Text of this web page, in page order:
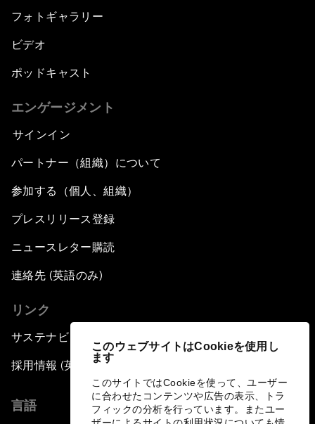
このウェブサイトはCookieを使用し
ます
このサイトではCookieを使って、ユーザー
に合わせたコンテンツや広告の表示、トラ
フィックの分析を行っています。またユー
フォトギャラリー
ビデオ
ポッドキャスト
エンゲージメント
サインイン
パートナー（組織）について
参加する（個人、組織）
プレスリリース登録
ニュースレター購読
連絡先 (英語のみ)
リンク
サステナビリティへの取り組み
採用情報 (英語のみ)
言語